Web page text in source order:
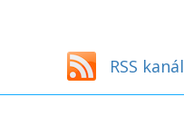
RSS kanál